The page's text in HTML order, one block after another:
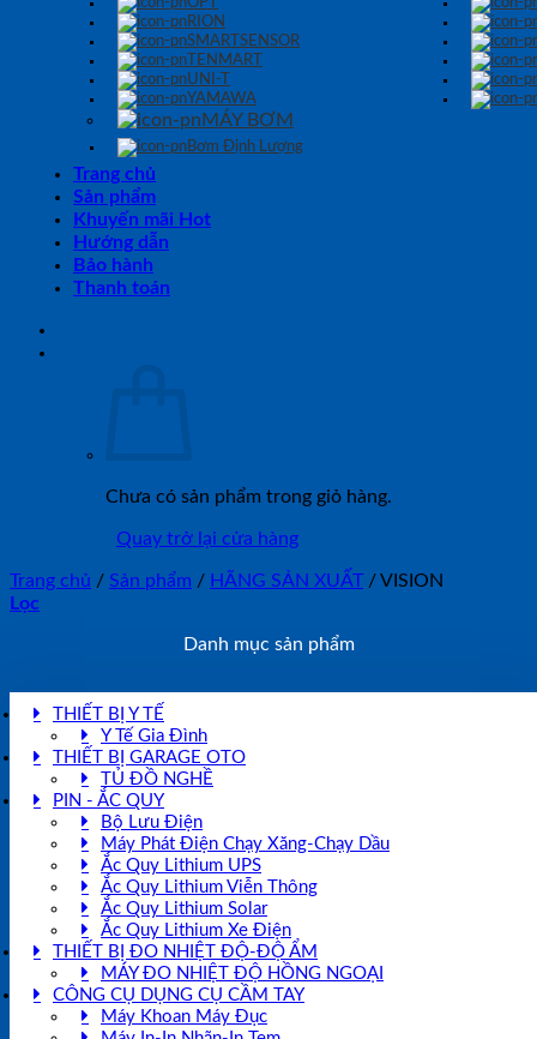
RION
SMARTSENSOR
TENMART
UNI-T
YAMAWA
MÁY BƠM
Bơm Định Lượng
Trang chủ
Sản phẩm
Khuyến mãi Hot
Hướng dẫn
Bảo hành
Thanh toán
Chưa có sản phẩm trong giỏ hàng.
Quay trở lại cửa hàng
Trang chủ / Sản phẩm / HÃNG SẢN XUẤT /VISION
Lọc
Danh mục sản phẩm
THIẾT BỊ Y TẾ
Y Tế Gia Đình
THIẾT BỊ GARAGE OTO
TỦ ĐỒ NGHỀ
PIN - ẮC QUY
Bộ Lưu Điện
Máy Phát Điện Chạy Xăng-Chạy Dầu
Ắc Quy Lithium UPS
Ắc Quy Lithium Viễn Thông
Ắc Quy Lithium Solar
Ắc Quy Lithium Xe Điện
THIẾT BỊ ĐO NHIỆT ĐỘ-ĐỘ ẨM
MÁY ĐO NHIỆT ĐỘ HỒNG NGOẠI
CÔNG CỤ DỤNG CỤ CẦM TAY
Máy Khoan Máy Đục